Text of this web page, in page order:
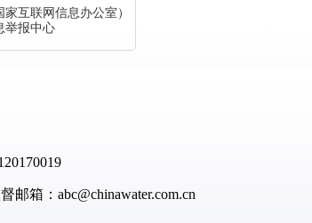
互联网信息办公室）
举报中心
邮箱：abc@chinawater.com.cn